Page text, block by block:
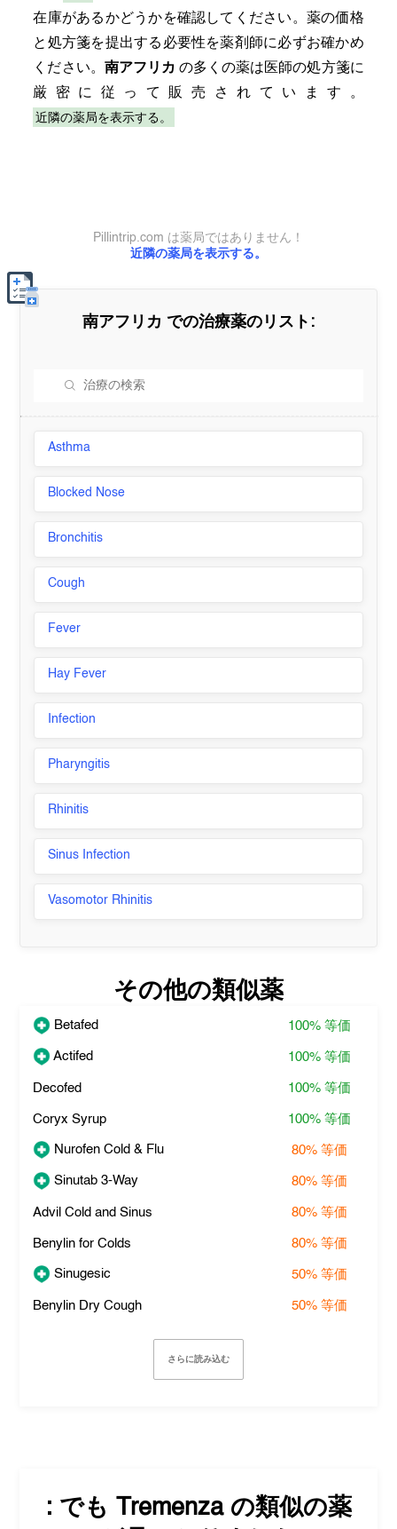
在庫があるかどうかを確認してください。薬の価格
と処方箋を提出する必要性を薬剤師に必ずお確かめ
ください。 南アフリカ の多くの薬は医師の処方箋に
厳密に従って販売されています。
近隣の薬局を表示する。
近隣の薬局を表示する。
Pillintrip.com は薬局ではありません！
南アフリカ での治療薬のリスト:
Asthma
Blocked Nose
Bronchitis
Cough
Fever
Hay Fever
Infection
Pharyngitis
Rhinitis
Sinus Infection
Vasomotor Rhinitis
その他の類似薬
Betafed 100% 等価
Actifed 100% 等価
Decofed 100% 等価
Coryx Syrup 100% 等価
Nurofen Cold & Flu 80% 等価
Sinutab 3-Way 80% 等価
Advil Cold and Sinus 80% 等価
Benylin for Colds 80% 等価
Sinugesic 50% 等価
Benylin Dry Cough 50% 等価
さらに読み込む
: でも Tremenzaの類似の薬